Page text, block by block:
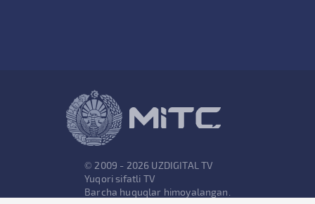
© 2009 - 2026 UZDIGITAL TV
Yuqori sifatli TV
Barcha huquqlar himoyalangan.